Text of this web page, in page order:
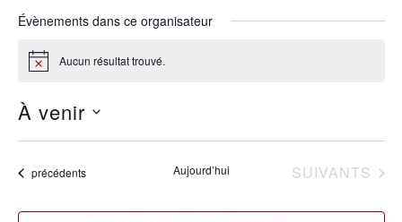
Évènements dans ce organisateur
Notice Aucun résultat trouvé.
À venir
une
Évènements
précédents Aujourd’hui ÉVÈNEMENTS
SUIVANTS